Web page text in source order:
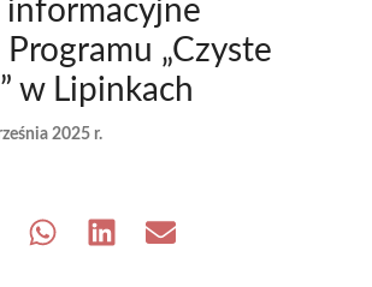
informacyjne
„Czyste
w Lipinkach
2025 r.
Share Share Share